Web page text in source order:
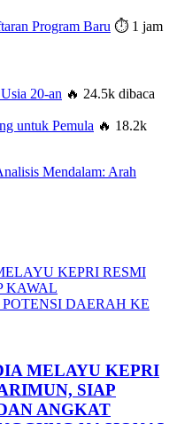
Program Baru ⏱️ 1 jam
20-an 🔥 24.5k dibaca
untuk Pemula 🔥 18.2k
Mendalam: Arah
MELAYU KEPRI
SIAP
ANGKAT